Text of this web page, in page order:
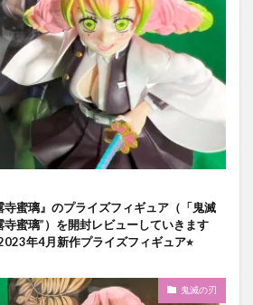
寺蜜璃』のプライズフィギュア（「鬼滅
蜜璃”）を開封レビューしていきます
年4月新作プライズフィギュア⭐︎
鬼滅の刃